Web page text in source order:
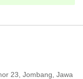
23, Jombang, Jawa